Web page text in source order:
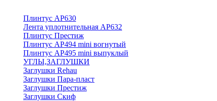
Плинтус АР630
Лента уплотнительная АР632
Плинтус Престиж
Плинтус АР494 mini вогнутый
Плинтус АР495 mini выпуклый
УГЛЫ,ЗАГЛУШКИ
Заглушки Rehau
Заглушки Пара-пласт
Заглушки Престиж
Заглушки Скиф